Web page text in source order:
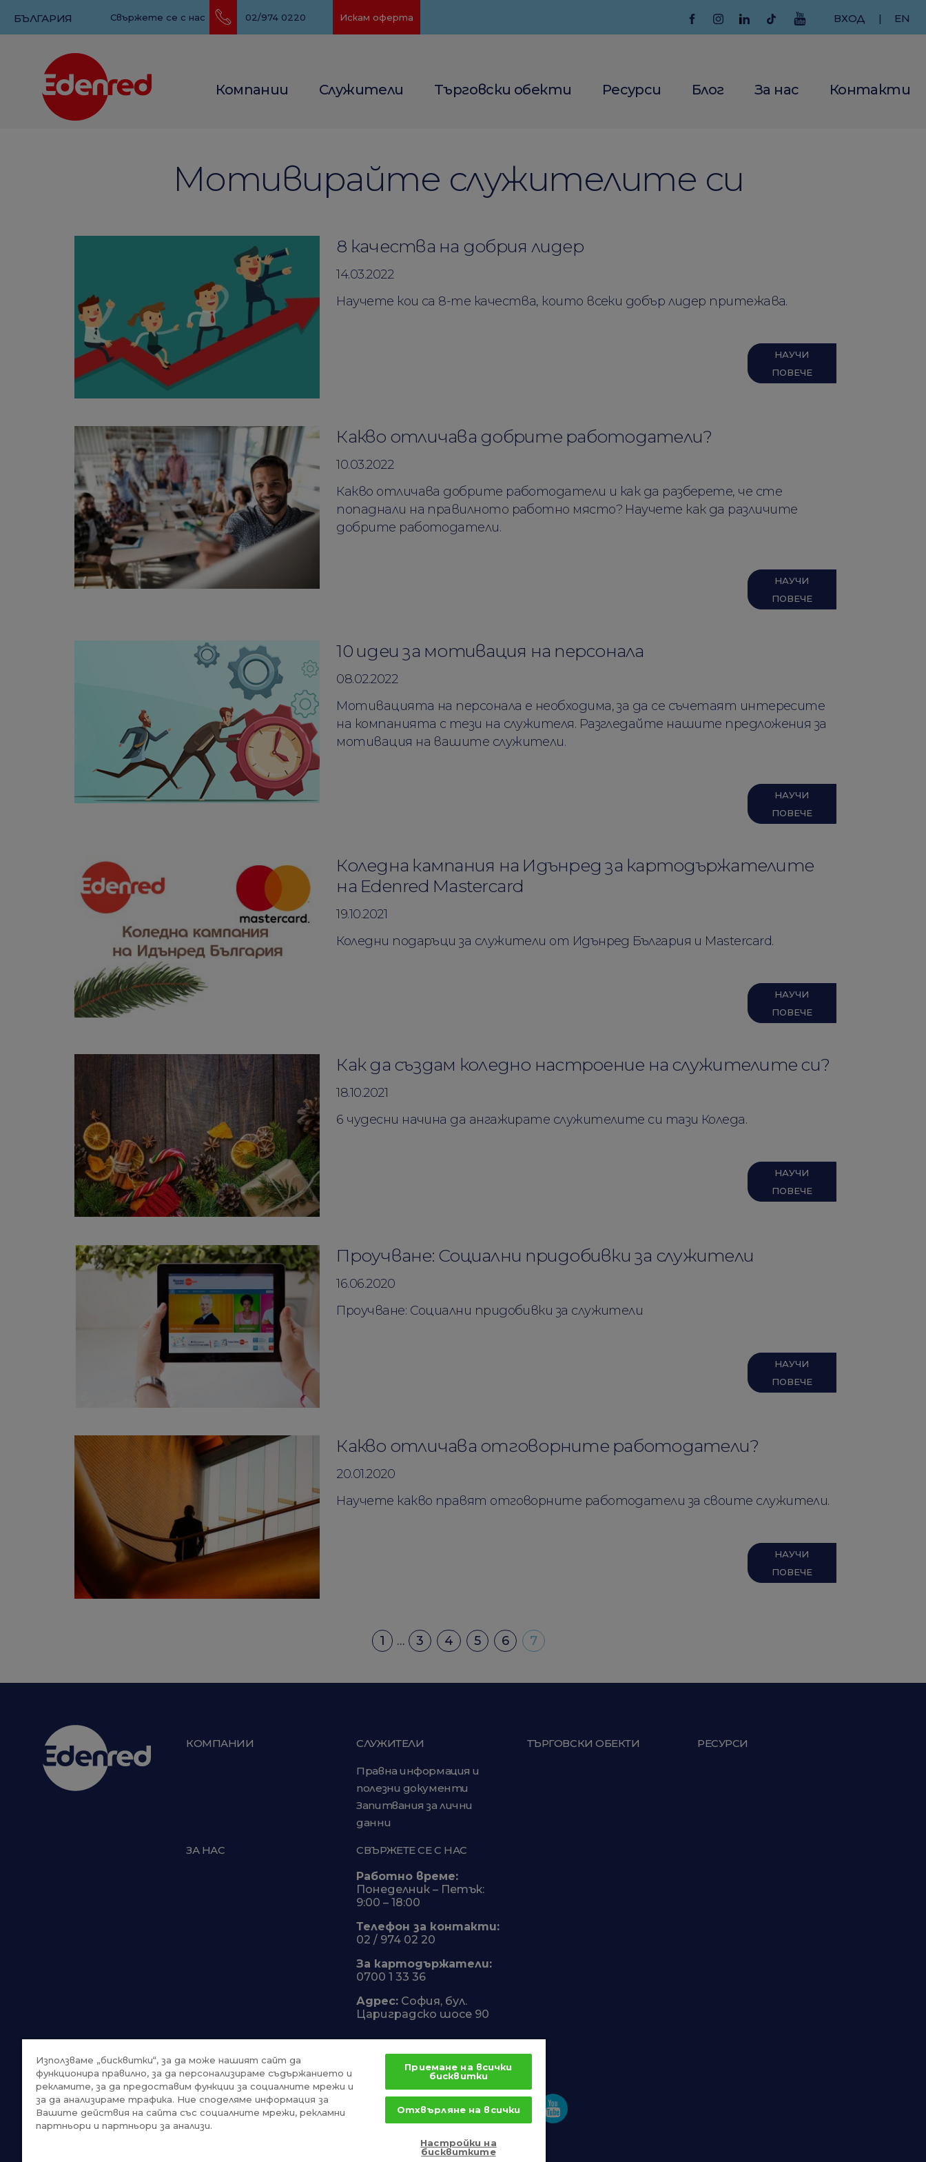
БЪЛГАРИЯ ВХОД | EN
Компании Служители Търговски обекти Ресурси Блог За нас Контакти
Свържете се с нас 02/974 0220 Искам оферта
Мотивирайте служителите си
8 качества на добрия лидер
14.03.2022
Научете кои са 8-те качества, които всеки добър лидер притежава.
НАУЧИ
ПОВЕЧЕ
Какво отличава добрите работодатели?
10.03.2022
Какво отличава добрите работодатели и как да разберете, че сте
попаднали на правилното работно място? Научете как да различите
добрите работодатели.
НАУЧИ
ПОВЕЧЕ
10 идеи за мотивация на персонала
08.02.2022
Мотивацията на персонала е необходима, за да се съчетаят интересите
на компанията с тези на служителя. Разгледайте нашите предложения за
мотивация на вашите служители.
НАУЧИ
ПОВЕЧЕ
Коледна кампания на Идънред за картодържателите
на Edenred Mastercard
19.10.2021
Коледни подаръци за служители от Идънред България и Mastercard.
НАУЧИ
ПОВЕЧЕ
Как да създам коледно настроение на служителите си?
18.10.2021
6 чудесни начина да ангажирате служителите си тази Коледа.
НАУЧИ
ПОВЕЧЕ
Проучване: Социални придобивки за служители
16.06.2020
Проучване: Социални придобивки за служители
НАУЧИ
ПОВЕЧЕ
Какво отличава отговорните работодатели?
20.01.2020
Научете какво правят отговорните работодатели за своите служители.
НАУЧИ
ПОВЕЧЕ
1 … 3 4 5 6 7
КОМПАНИИ СЛУЖИТЕЛИ
Правна информация и
полезни документи
Запитвания за лични
данни
ТЪРГОВСКИ ОБЕКТИ РЕСУРСИ
ЗА НАС
СВЪРЖЕТЕ СЕ С НАС
Работно време:
Понеделник – Петък:
9:00 – 18:00
Телефон за контакти:
02 / 974 02 20
За картодържатели:
0700 1 33 36
Адрес: София, бул.
Цариградско шосе 90
Използваме „бисквитки“, за да може нашият сайт да
функционира правилно, за да персонализираме съдържанието и
рекламите, за да предоставим функции за социалните мрежи и
за да анализираме трафика. Ние споделяме информация за
Вашите действия на сайта със социалните мрежи, рекламни
партньори и партньори за анализи.
Приемане на всички
бисквитки
Отхвърляне на всички
Настройки на
бисквитките